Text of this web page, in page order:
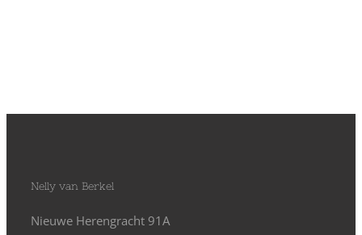
Nelly van Berkel
Nieuwe Herengracht 91A